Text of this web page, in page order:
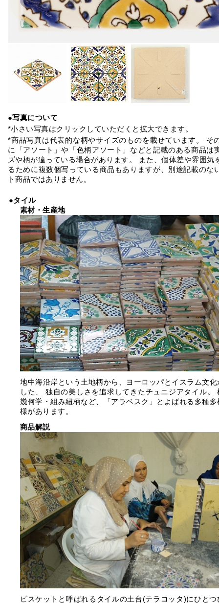
●写真について
*小さい写真はクリックしていただくと拡大できます。
*商品写真は代表的な柄やサイズのものを載せています。 そ
に「アソート」や「色柄アソート」などと記載のある商品は
ズや柄が違っている場合があります。 また、個体差や雰囲気
るために複数個写っている商品もありますが、別途記載のな
ト商品ではありません。
●タイル
素材・生産地
地中海沿岸という土地柄から、ヨーロッパとイスラム文
した、 独自の美しさを追求してきたチュニジアタイル。
幾何学・組み紐柄など、「アラベスク」とよばれる多種
様があります。
商品解説
ビスケットと呼ばれるタイルの土台(テラコッタ)にひとつ